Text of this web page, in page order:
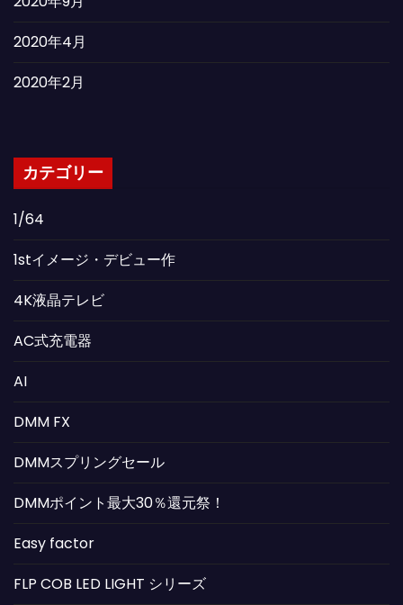
2020年4月
2020年2月
カテゴリー
1/64
1stイメージ・デビュー作
4K液晶テレビ
AC式充電器
AI
DMM FX
DMMスプリングセール
DMMポイント最大30％還元祭！
Easy factor
FLP COB LED LIGHT シリーズ